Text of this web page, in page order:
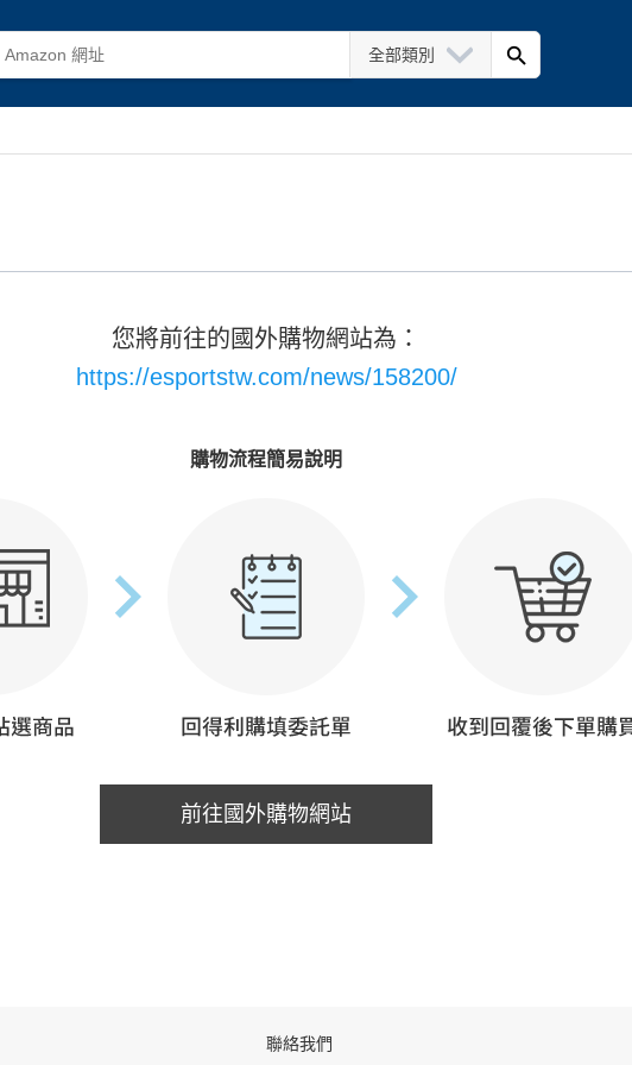
全部類別
您將前往的國外購物網站為：
https://esportstw.com/news/158200/
購物流程簡易說明
前往國外購物網站
聯絡我們